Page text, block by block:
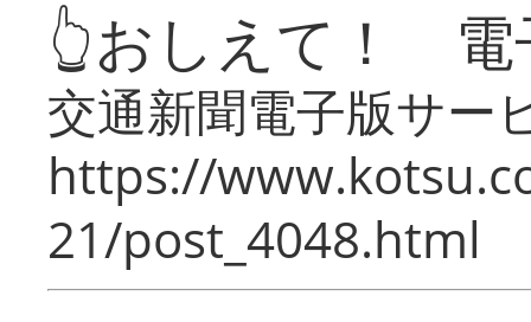
👆おしえて！ 電
交通新聞電子版サー
https://
21/post_4048.html